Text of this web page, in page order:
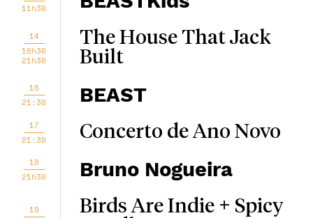
11h30
14
18h30
21h30
The House That Jack
Built
16
21:30
BEAST
17
21:30
Concerto de Ano Novo
18
21h30
Bruno Nogueira
19
Birds Are Indie + Spicy